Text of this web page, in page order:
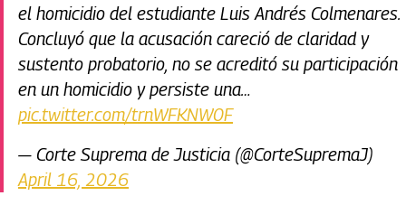
el homicidio del estudiante Luis Andrés Colmenares.
Concluyó que la acusación careció de claridad y
sustento probatorio, no se acreditó su participación
en un homicidio y persiste una…
pic.twitter.com/trnWFKNW0F
— Corte Suprema de Justicia (@CorteSupremaJ)
April 16, 2026